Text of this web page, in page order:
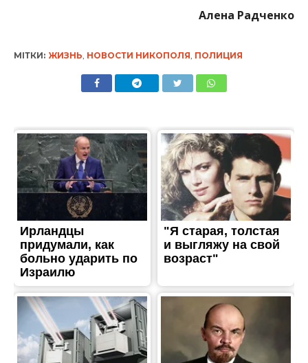
Алена Радченко
МІТКИ: ЖИЗНЬ, НОВОСТИ НИКОПОЛЯ, ПОЛИЦИЯ